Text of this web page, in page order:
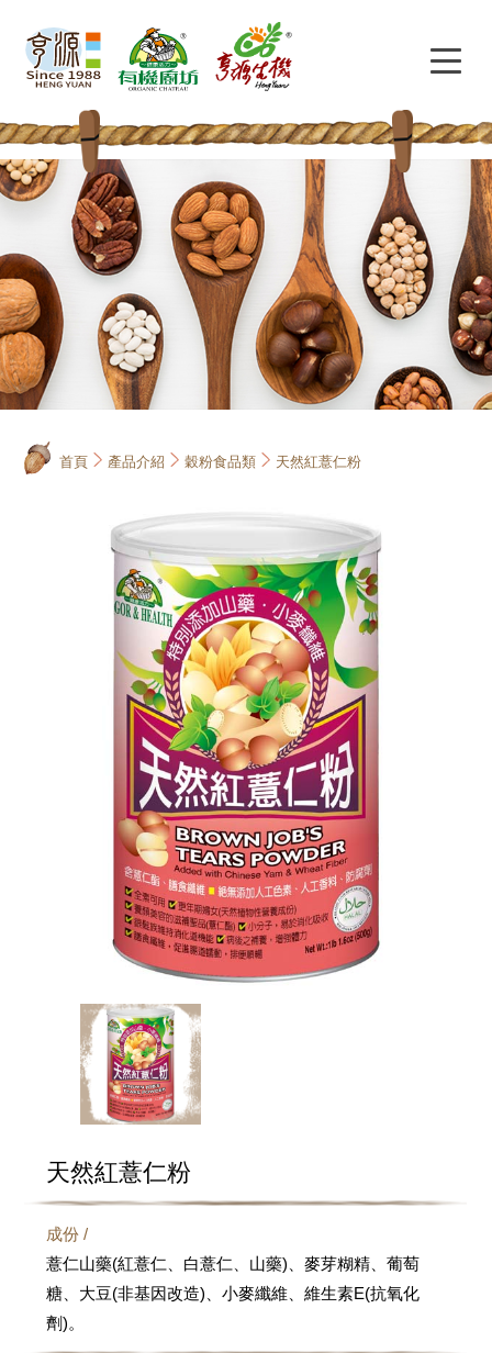
首頁 產品介紹 穀粉食品類 天然紅薏仁粉
天然紅薏仁粉
成份 /
薏仁山藥(紅薏仁、白薏仁、山藥)、麥芽糊精、葡萄
糖、大豆(非基因改造)、小麥纖維、維生素E(抗氧化
劑)。